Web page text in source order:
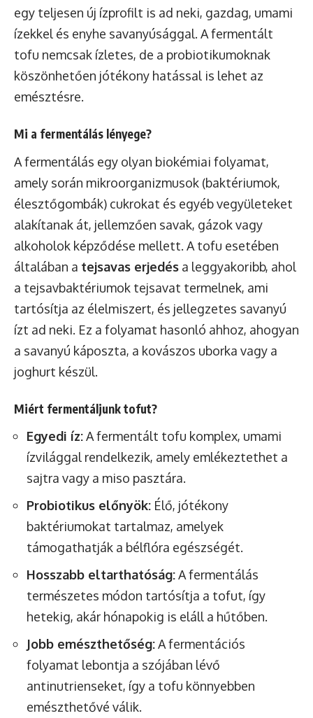
egy teljesen új ízprofilt is ad neki, gazdag, umami
ízekkel és enyhe savanyúsággal. A fermentált
tofu nemcsak ízletes, de a probiotikumoknak
köszönhetően jótékony hatással is lehet az
emésztésre.
Mi a fermentálás lényege?
A fermentálás egy olyan biokémiai folyamat,
amely során mikroorganizmusok (baktériumok,
élesztőgombák) cukrokat és egyéb vegyületeket
alakítanak át, jellemzően savak, gázok vagy
alkoholok képződése mellett. A tofu esetében
általában a tejsavas erjedés a leggyakoribb, ahol
a tejsavbaktériumok tejsavat termelnek, ami
tartósítja az élelmiszert, és jellegzetes savanyú
ízt ad neki. Ez a folyamat hasonló ahhoz, ahogyan
a savanyú káposzta, a kovászos uborka vagy a
joghurt készül.
Miért fermentáljunk tofut?
Egyedi íz:A fermentált tofu komplex, umami
ízvilággal rendelkezik, amely emlékeztethet a
sajtra vagy a miso pasztára.
Probiotikus előnyök: Élő, jótékony
baktériumokat tartalmaz, amelyek
támogathatják a bélflóra egészségét.
Hosszabb eltarthatóság:A fermentálás
természetes módon tartósítja a tofut, így
hetekig, akár hónapokig is eláll a hűtőben.
Jobb emészthetőség:A fermentációs
folyamat lebontja a szójában lévő
antinutrienseket, így a tofu könnyebben
emészthetővé válik.